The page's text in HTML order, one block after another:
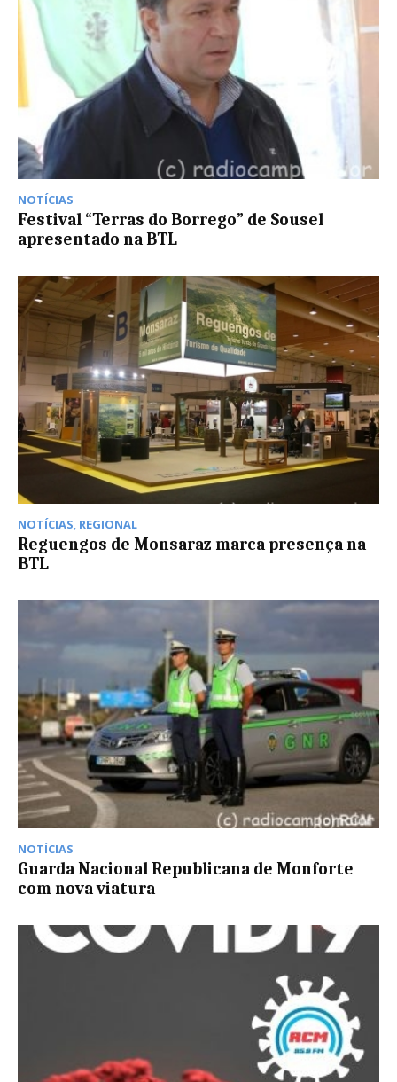
NOTÍCIAS
Festival “Terras do Borrego” de Sousel
apresentado na BTL
NOTÍCIAS, REGIONAL
Reguengos de Monsaraz marca presença na
BTL
NOTÍCIAS
Guarda Nacional Republicana de Monforte
com nova viatura